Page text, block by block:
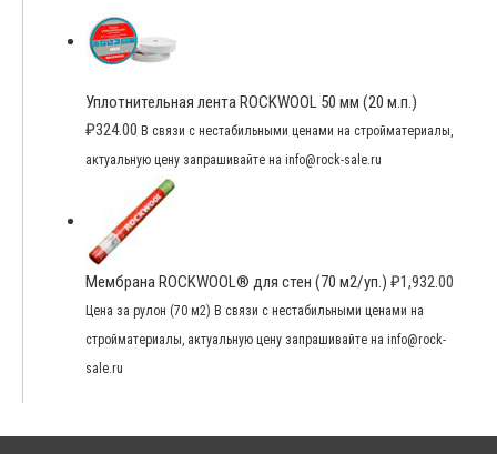
Уплотнительная лента ROCKWOOL 50 мм (20 м.п.)
₽324.00 В связи с нестабильными ценами на стройматериалы,
актуальную цену запрашивайте на info@rock-sale.ru
Мембрана ROCKWOOL® для стен (70 м2/уп.) ₽1,932.00
Цена за рулон (70 м2) В связи с нестабильными ценами на
стройматериалы, актуальную цену запрашивайте на info@rock-
sale.ru